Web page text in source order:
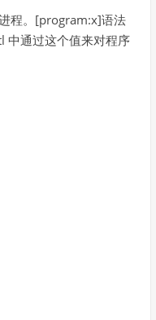
程。[program:x]语法
通过这个值来对程序